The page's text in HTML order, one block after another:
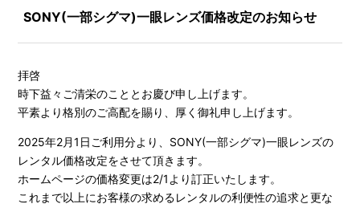
SONY(一部シグマ)一眼レンズ価格改定のお知らせ
拝啓
時下益々ご清栄のこととお慶び申し上げます。
平素より格別のご高配を賜り、厚く御礼申し上げます。
2025年2月1日ご利用分より、SONY(一部シグマ)一眼レンズの
レンタル価格改定をさせて頂きます。
ホームページの価格変更は2/1より訂正いたします。
これまで以上にお客様の求めるレンタルの利便性の追求と更な